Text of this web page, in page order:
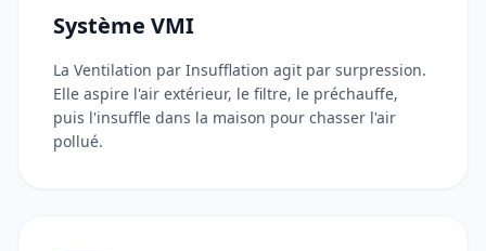
Système VMI
La Ventilation par Insufflation agit par surpression.
Elle aspire l'air extérieur, le filtre, le préchauffe,
puis l'insuffle dans la maison pour chasser l'air
pollué.